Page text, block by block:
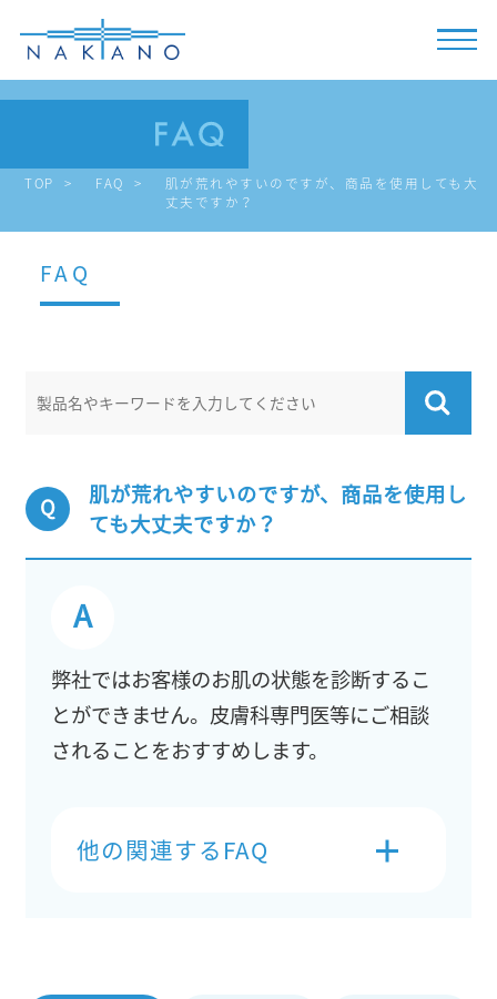
TOP FAQ
肌が荒れやすいのですが、商品を使用しても大
丈夫ですか？
FAQ
肌が荒れやすいのですが、商品を使用し
ても大丈夫ですか？
弊社ではお客様のお肌の状態を診断するこ
とができません。皮膚科専門医等にご相談
されることをおすすめします。
他の関連するFAQ